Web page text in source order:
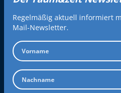
Regelmäßig aktuell informiert
Mail-Newsletter.